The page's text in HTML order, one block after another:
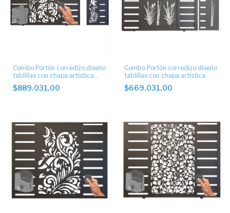
Combo Portón corredizo diseño
tablillas con chapa artística
con motor
$889.031,00
Combo Portón corredizo diseño
tablillas con chapa artística.
$669.031,00